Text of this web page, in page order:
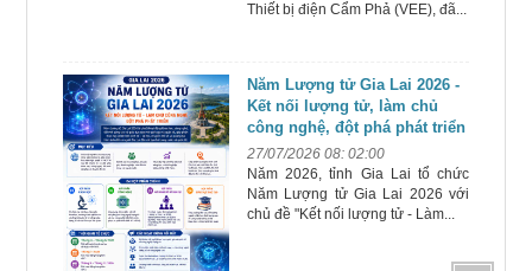
Thiết bị điện Cẩm Phả (VEE), đã...
Năm Lượng tử Gia Lai 2026 -
Kết nối lượng tử, làm chủ
công nghệ, đột phá phát triển
27/07/2026 08: 02:00
Năm 2026, tỉnh Gia Lai tổ chức
Năm Lượng tử Gia Lai 2026 với
chủ đề "Kết nối lượng tử - Làm...